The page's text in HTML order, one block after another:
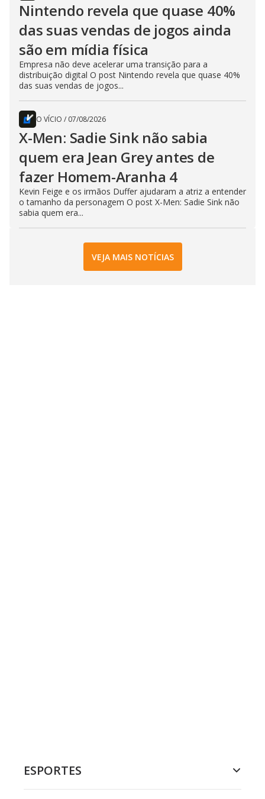
Nintendo revela que quase 40%
das suas vendas de jogos ainda
são em mídia física
Empresa não deve acelerar uma transição para a
distribuição digital O post Nintendo revela que quase 40%
das suas vendas de jogos...
O VÍCIO / 07/08/2026
X-Men: Sadie Sink não sabia
quem era Jean Grey antes de
fazer Homem-Aranha 4
Kevin Feige e os irmãos Duffer ajudaram a atriz a entender
o tamanho da personagem O post X-Men: Sadie Sink não
sabia quem era...
VEJA MAIS NOTÍCIAS
ESPORTES